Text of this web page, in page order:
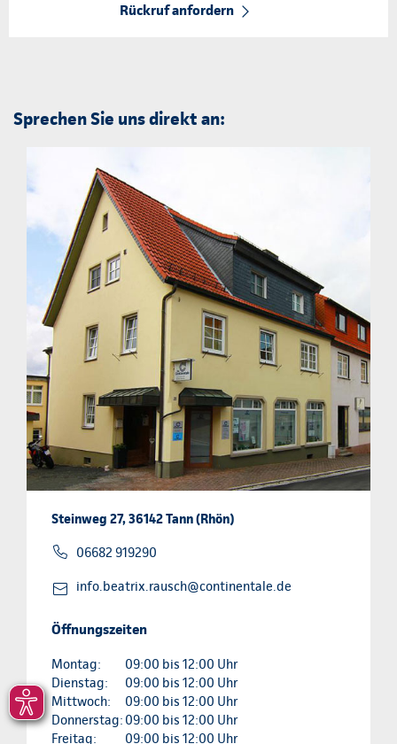
Rückruf anfordern
Sprechen Sie uns direkt an:
Steinweg 27, 36142 Tann (Rhön)
06682 919290
info.beatrix.rausch@continentale.de
Öffnungszeiten
Montag:
09:00 bis 12:00 Uhr
Dienstag:
09:00 bis 12:00 Uhr
Mittwoch:
09:00 bis 12:00 Uhr
Donnerstag: 09:00 bis 12:00 Uhr
Freitag:
09:00 bis 12:00 Uhr